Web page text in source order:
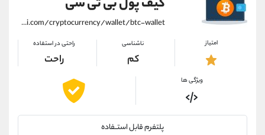
کیف پول بی تی سی
https://alirezamehrabi.com/cryptocurrency/wallet/btc-wallet
امتیاز ناشناسی
کم
راحتی در استفاده
راحت
ویژگی ها
پلتفرم قابل استــفاده